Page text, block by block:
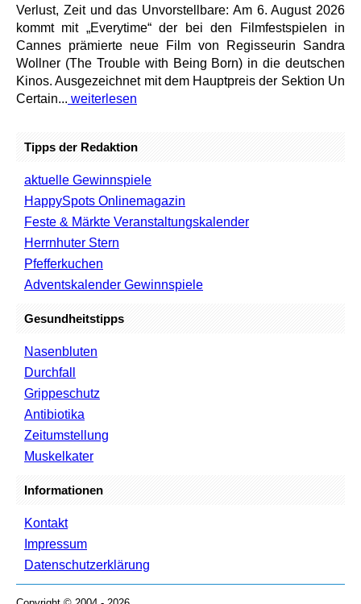
Verlust, Zeit und das Unvorstellbare: Am 6. August 2026
kommt mit „Everytime“ der bei den Filmfestspielen in
Cannes prämierte neue Film von Regisseurin Sandra
Wollner (The Trouble with Being Born) in die deutschen
Kinos. Ausgezeichnet mit dem Hauptpreis der Sektion Un
Certain... weiterlesen
Tipps der Redaktion
aktuelle Gewinnspiele
HappySpots Onlinemagazin
Feste & Märkte Veranstaltungskalender
Herrnhuter Stern
Pfefferkuchen
Adventskalender Gewinnspiele
Gesundheitstipps
Nasenbluten
Durchfall
Grippeschutz
Antibiotika
Zeitumstellung
Muskelkater
Informationen
Kontakt
Impressum
Datenschutzerklärung